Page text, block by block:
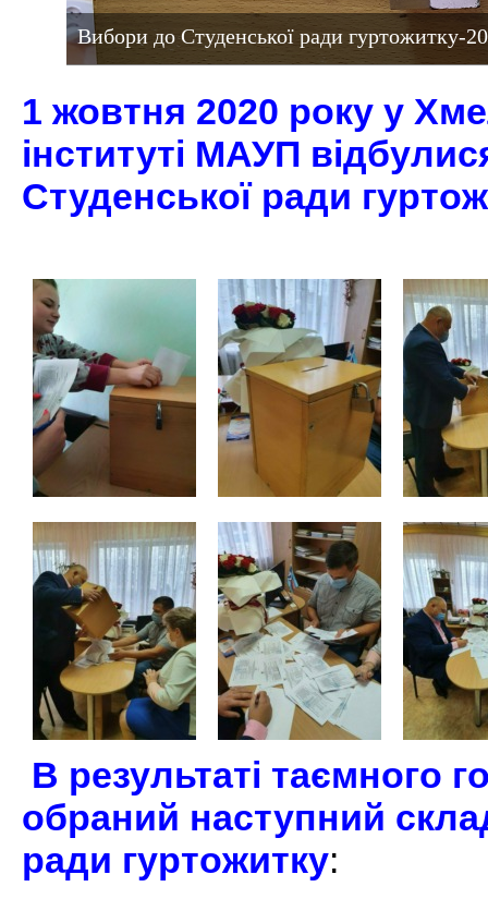
Вибори до Студенської ради гуртожитку-
1 жовтня 2020 року у
інституті МАУП
Студенської ради
В результаті таємного
обраний наступний
ради гуртожитку: